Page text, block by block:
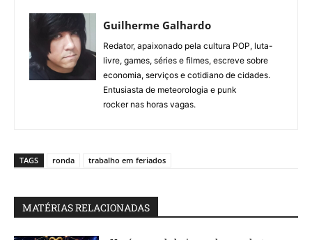
Guilherme Galhardo
Redator, apaixonado pela cultura POP, luta-
livre, games, séries e filmes, escreve sobre
economia, serviços e cotidiano de cidades.
Entusiasta de meteorologia e punk
rocker nas horas vagas.
TAGS ronda trabalho em feriados
MATÉRIAS RELACIONADAS